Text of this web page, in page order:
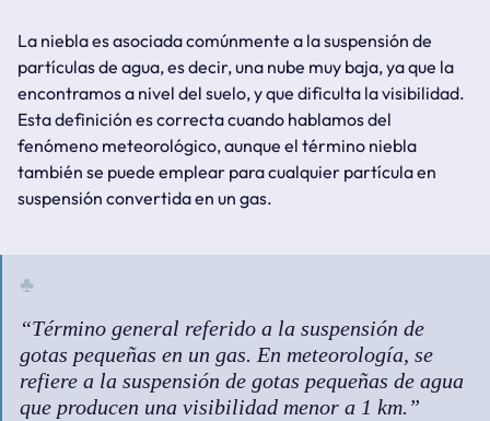
La niebla es asociada comúnmente a la suspensión de
partículas de agua, es decir, una nube muy baja, ya que la
encontramos a nivel del suelo, y que dificulta la visibilidad.
Esta definición es correcta cuando hablamos del
fenómeno meteorológico, aunque el término niebla
también se puede emplear para cualquier partícula en
suspensión convertida en un gas.
Término general referido a la suspensión de
gotas pequeñas en un gas. En meteorología, se
refiere a la suspensión de gotas pequeñas de agua
que producen una visibilidad menor a 1 km.